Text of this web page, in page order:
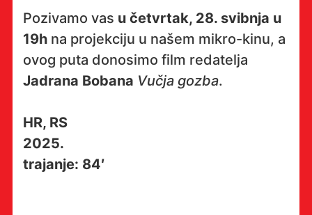
Pozivamo vas u četvrtak, 28. svibnja u
19h na projekciju u našem mikro-kinu, a
ovog puta donosimo film redatelja
Jadrana Bobana Vučja gozba.
HR, RS
2025.
trajanje: 84′